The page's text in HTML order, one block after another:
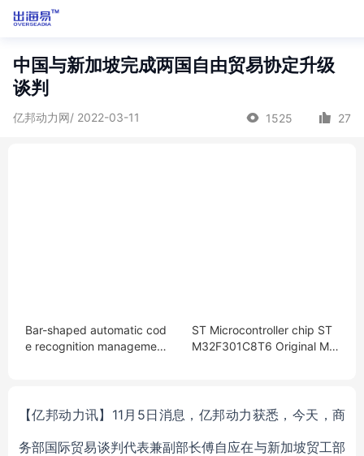
中国与新加坡完成两国自由贸易协定升级
谈判
亿邦动力网/ 2022-03-11 1525 27
Bar-shaped automatic cod
e recognition management
ST Microcontroller chip ST
M32F301C8T6 Original MC
【亿邦动力讯】11月5日消息，亿邦动力获悉，今天，商
务部国际贸易谈判代表兼副部长傅自应在与新加坡贸工部